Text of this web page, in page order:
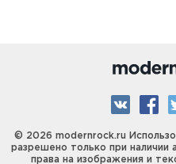
© 2026 modernrock.ru
разрешено только при наличии
права на изображения и